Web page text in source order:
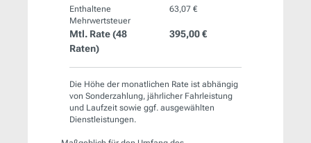
Enthaltene
Mehrwertsteuer
63,07 €
Mtl. Rate (48
Raten)
395,00 €
Die Höhe der monatlichen Rate ist abhängig
von Sonderzahlung, jährlicher Fahrleistung
und Laufzeit sowie ggf. ausgewählten
Dienstleistungen.